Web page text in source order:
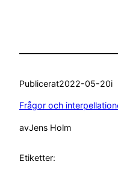
Publicerat2022-05-20i
Frågor och
avJens Holm
Etiketter: